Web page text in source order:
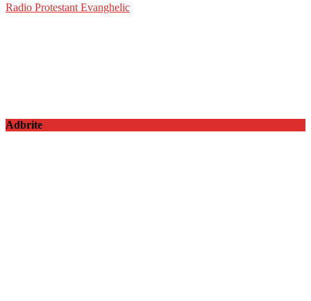
Radio Protestant Evanghelic
Adbrite